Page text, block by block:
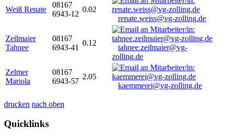
Weiß Renate
08167
6943-12
0.02
renate.weiss@vg-zolling.de
Zeilmaier
Tahnee
08167
6943-41
0.12
tahnee.zeilmaier@vg-
zolling.de
Zelmer
Mariola
08167
6943-57
2.05
kaemmerei@vg-zolling.de
drucken nach oben
Quicklinks